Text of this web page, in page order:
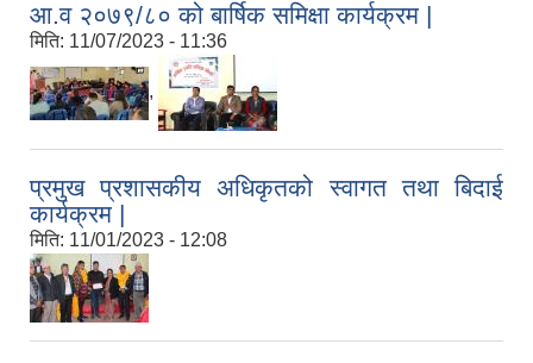
आ.व २०७९/८० को बार्षिक समिक्षा कार्यक्रम |
मिति: 11/07/2023 - 11:36
,
प्रमुख प्रशासकीय अधिकृतको स्वागत तथा बिदाई
कार्यक्रम |
मिति: 11/01/2023 - 12:08